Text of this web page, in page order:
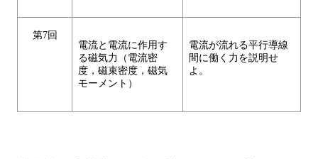
第7回
電流と電流に作用す
る磁気力（電流密
度，磁束密度，磁気
モーメント）
電流が流れる平行導線
間に働く力を説明せ
よ。